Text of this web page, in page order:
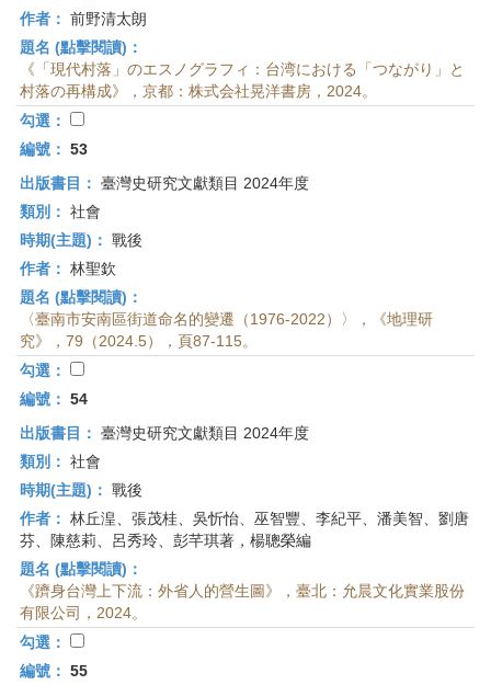
作者： 前野清太朗
題名 (點擊閱讀)：
《「現代村落」のエスノグラフィ：台湾における「つながり」と
村落の再構成》，京都：株式会社晃洋書房，2024。
勾選：
編號： 53
出版書目： 臺灣史研究文獻類目 2024年度
類別： 社會
時期(主題)： 戰後
作者： 林聖欽
題名 (點擊閱讀)：
〈臺南市安南區街道命名的變遷（1976-2022）〉，《地理研
究》，79（2024.5），頁87-115。
勾選：
編號： 54
出版書目： 臺灣史研究文獻類目 2024年度
類別： 社會
時期(主題)： 戰後
作者： 林丘湟、張茂桂、吳忻怡、巫智豐、李紀平、潘美智、劉唐
芬、陳慈莉、呂秀玲、彭芊琪著，楊聰榮編
題名 (點擊閱讀)：
《躋身台灣上下流：外省人的營生圖》，臺北：允晨文化實業股份
有限公司，2024。
勾選：
編號： 55